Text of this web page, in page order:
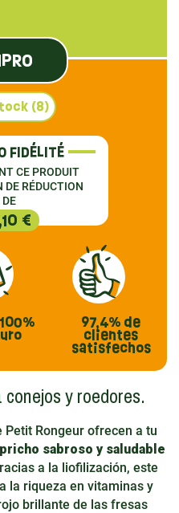
FIDÉLITÉ
CE PRODUIT
DE RÉDUCTION
DE
€
(8)
100% 97,4% de
clientes
satisfechos
y roedores.
Petit Rongeur ofrecen a tu
sabroso y saludable
a la liofilización, este
la riqueza en vitaminas y
brillante de las fresas